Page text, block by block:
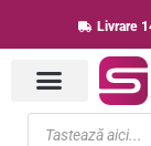
to
content
Livrare
Products
search